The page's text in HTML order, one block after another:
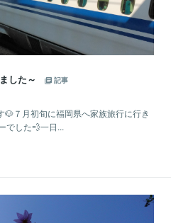
した～
記事
７月初旬に福岡県へ家族旅行に行き
でした💨一日...